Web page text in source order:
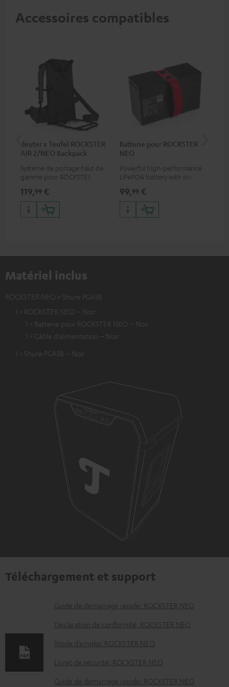
Accessoires compatibles
deuter x Teufel ROCKSTER
AIR 2/NEO Backpack
Système de portage haut de
gamme pour ROCKSTER AIR 2
l’expert en sacs à dos deuter
119,99 €
Batterie pour ROCKSTER
NEO
Powerful high-performance
LiFePO4 battery with deep
ROCKSTER NEO and Fender x
Teufel ROCKSTER NEO
99,99 €
Matériel inclus
ROCKSTER NEO + Shure PGA58
1 × ROCKSTER NEO – Noir
1 × Batterie pour ROCKSTER NEO – Noir
1 × Câble d’alimentation – Noir
1 × Shure PGA58 – Noir
Téléchargement et support
D
o
u
m
e
Guide de démarrage rapide: ROCKSTER NEO
Déclaration de conformité: ROCKSTER NEO
Mode d’emploi: ROCKSTER NEO
Livret de sécurité: ROCKSTER NEO
Guide de démarrage rapide: ROCKSTER NEO